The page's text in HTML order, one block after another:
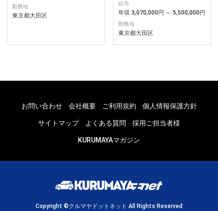
勤務地
東京都大田区
給与
年収 3,070,000円 ～ 5,500,000円
勤務地
東京都大田区
お問い合わせ 会社概要 ご利用規約 個人情報保護方針
サイトマップ よくある質問 採用ご担当者様
KURUMAYAマガジン
Copyright ©クルマヤドットネット All Rights Reserved